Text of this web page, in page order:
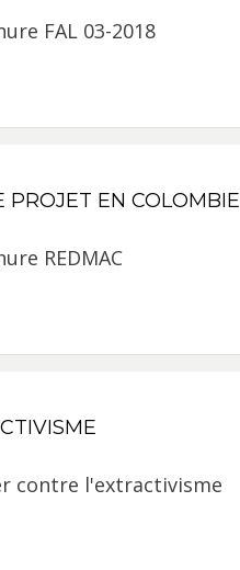
PROJET EN COLOMBIE